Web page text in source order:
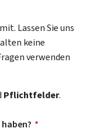
Lassen Sie uns
keine
verwenden
Pflichtfelder.
*